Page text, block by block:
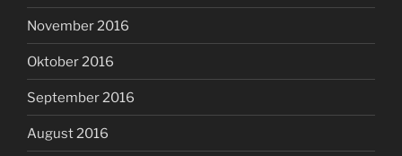
November 2016
Oktober 2016
September 2016
August 2016